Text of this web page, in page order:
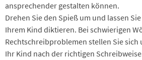
ansprechender gestalten können.
Drehen Sie den Spieß um und lassen
Ihrem Kind diktieren. Bei schwierigen
Rechtschreibproblemen stellen Sie sich
Ihr Kind nach der richtigen